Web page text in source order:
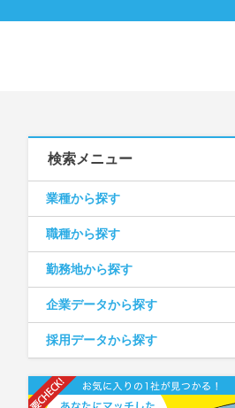
検索メニュー
業種から探す
職種から探す
勤務地から探す
企業データから探す
採用データから探す